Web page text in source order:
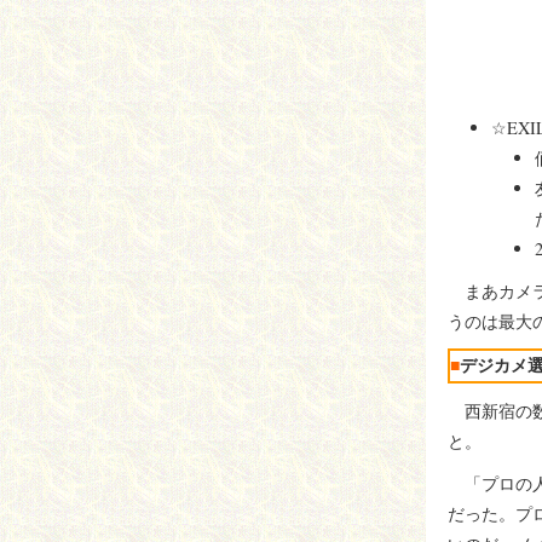
まあカメ
うのは最大
■デジカメ
西新宿の
と。
「プロの
だった。プ